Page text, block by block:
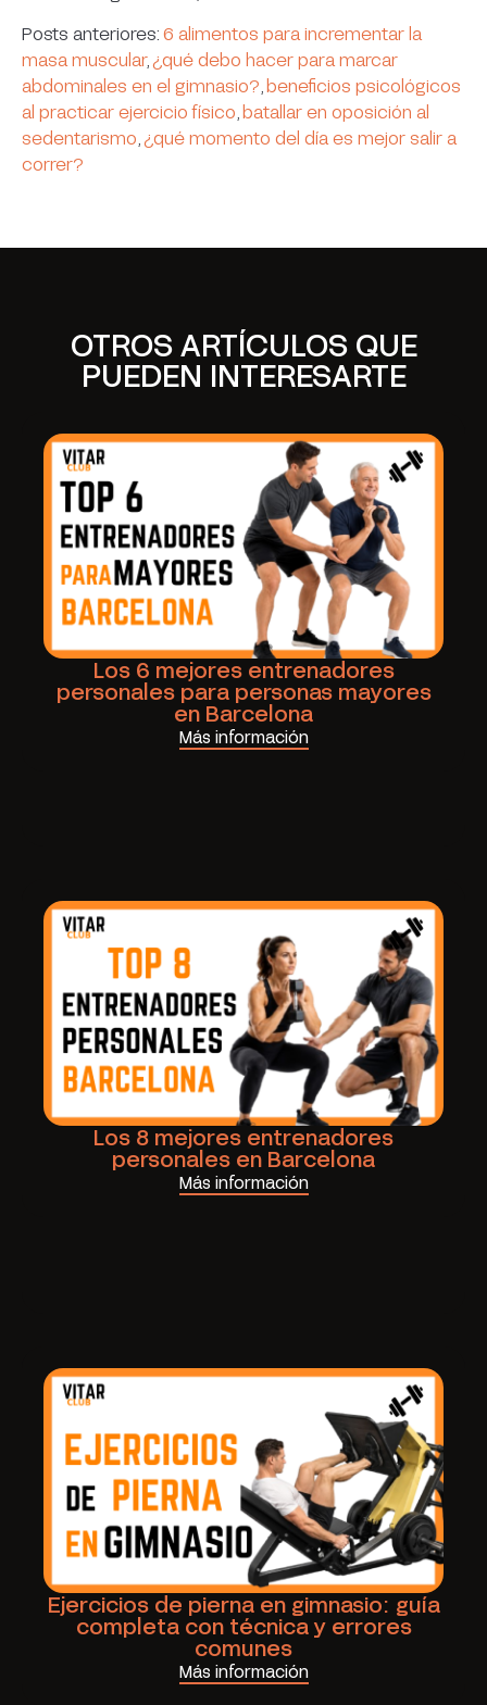
Posts anteriores: 6 alimentos para incrementar la
masa muscular, ¿qué debo hacer para marcar
abdominales en el gimnasio? beneficios psicológicos
al practicar ejercicio físico batallar en oposición al
sedentarismo ¿qué momento del día es mejor salir a
correr?
OTROS ARTÍCULOS QUE
PUEDEN INTERESARTE
Los 6 mejores entrenadores
personales para personas mayores
en Barcelona
Más información
Los 8 mejores entrenadores
personales en Barcelona
Más información
Ejercicios de pierna en gimnasio: guía
completa con técnica y errores
comunes
Más información